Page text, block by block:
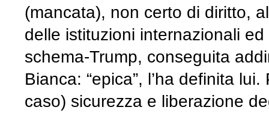
(mancata), non certo di diritto,
delle istituzioni internazionali
schema-Trump, conseguita
Bianca: “epica”, l’ha definita
caso) sicurezza e liberazione